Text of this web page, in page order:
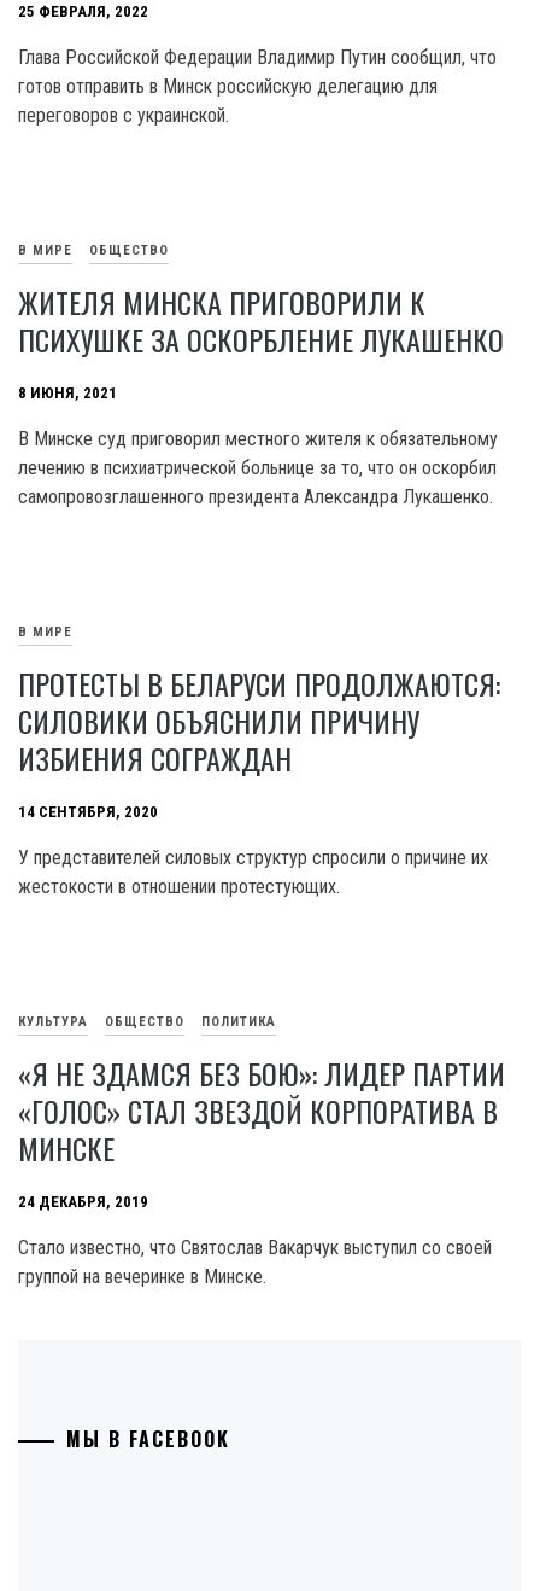
25 ФЕВРАЛЯ, 2022
Глава Российской Федерации Владимир Путин сообщил, что
готов отправить в Минск российскую делегацию для
переговоров с украинской.
В МИРЕ ОБЩЕСТВО
ЖИТЕЛЯ МИНСКА ПРИГОВОРИЛИ К
ПСИХУШКЕ ЗА ОСКОРБЛЕНИЕ ЛУКАШЕНКО
8 ИЮНЯ, 2021
В Минске суд приговорил местного жителя к обязательному
лечению в психиатрической больнице за то, что он оскорбил
самопровозглашенного президента Александра Лукашенко.
В МИРЕ
ПРОТЕСТЫ В БЕЛАРУСИ ПРОДОЛЖАЮТСЯ:
СИЛОВИКИ ОБЪЯСНИЛИ ПРИЧИНУ
ИЗБИЕНИЯ СОГРАЖДАН
14 СЕНТЯБРЯ, 2020
У представителей силовых структур спросили о причине их
жестокости в отношении протестующих.
КУЛЬТУРА ОБЩЕСТВО ПОЛИТИКА
«Я НЕ ЗДАМСЯ БЕЗ БОЮ»: ЛИДЕР ПАРТИИ
«ГОЛОС» СТАЛ ЗВЕЗДОЙ КОРПОРАТИВА В
МИНСКЕ
24 ДЕКАБРЯ, 2019
Стало известно, что Святослав Вакарчук выступил со своей
группой на вечеринке в Минске.
МЫ В FACEBOOK